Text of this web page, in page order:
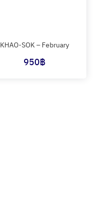
KHAO-SOK – February
950฿